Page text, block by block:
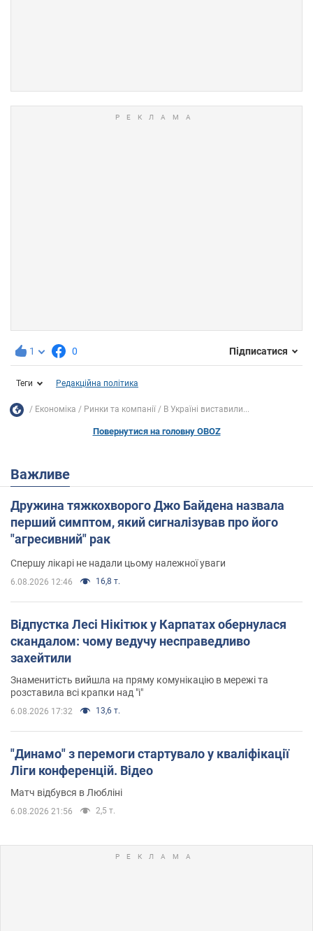
1 0 Підписатися
Теги Редакційна політика
Економіка Ринки та компанії В Україні виставили...
Повернутися на головну OBOZ
Важливе
Дружина тяжкохворого Джо Байдена назвала
перший симптом, який сигналізував про його
"агресивний" рак
Спершу лікарі не надали цьому належної уваги
6.08.2026 12:46 16,8 т.
Відпустка Лесі Нікітюк у Карпатах обернулася
скандалом: чому ведучу несправедливо
захейтили
Знаменитість вийшла на пряму комунікацію в мережі та
розставила всі крапки над "і"
6.08.2026 17:32 13,6 т.
"Динамо" з перемоги стартувало у кваліфікації
Ліги конференцій. Відео
Матч відбувся в Любліні
6.08.2026 21:56 2,5 т.